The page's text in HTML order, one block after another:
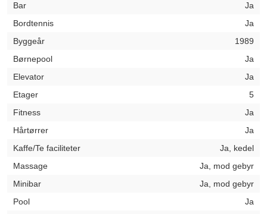
Bar
Ja
Bordtennis
Ja
Byggeår
1989
Børnepool
Ja
Elevator
Ja
Etager
5
Fitness
Ja
Hårtørrer
Ja
Kaffe/Te faciliteter
Ja, kedel
Massage
Ja, mod gebyr
Minibar
Ja, mod gebyr
Pool
Ja